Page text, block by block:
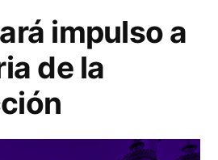
impulso a
de la